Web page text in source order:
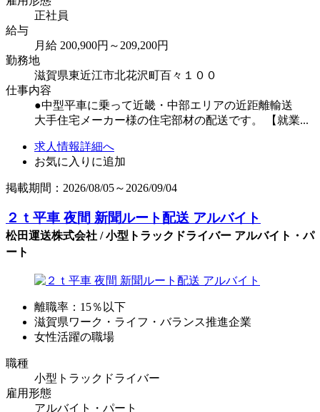
正社員
給与
月給 200,900円～209,200円
勤務地
滋賀県東近江市北花沢町百々１００
仕事内容
●中型平車に乗って近畿・中部エリアの近距離輸送
大手住宅メーカー様の住宅部材の配送です。 【就業...
求人情報詳細へ
お気に入りに追加
掲載期間：2026/08/05～2026/09/04
２ｔ平車 夜間 新聞ルート配送 アルバイト
松田運送株式会社 / 小型トラックドライバー アルバイト・パ
ート
離職率：15％以下
滋賀県ワーク・ライフ・バランス推進企業
女性活躍の職場
職種
小型トラックドライバー
雇用形態
アルバイト・パート